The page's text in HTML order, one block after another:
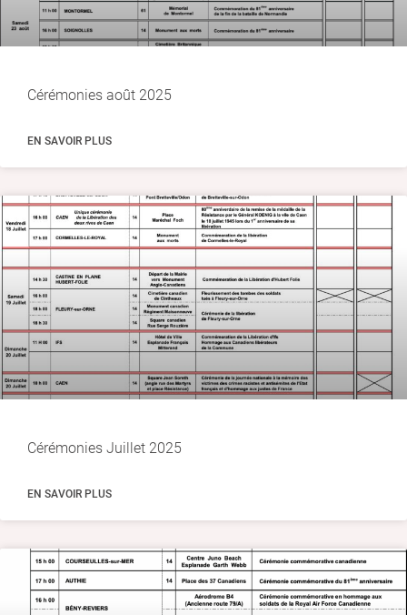
Cérémonies août 2025
EN SAVOIR PLUS
Cérémonies Juillet 2025
EN SAVOIR PLUS